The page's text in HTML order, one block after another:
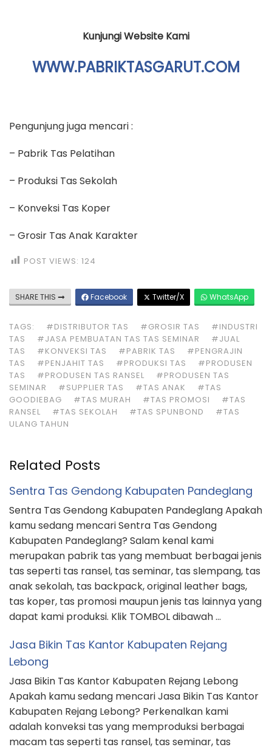
Kunjungi Website Kami
WWW.PABRIKTASGARUT.COM
Pengunjung juga mencari :
– Pabrik Tas Pelatihan
– Produksi Tas Sekolah
– Konveksi Tas Koper
– Grosir Tas Anak Karakter
POST VIEWS: 124
SHARE THIS Facebook Twitter/X WhatsApp
TAGS: #DISTRIBUTOR TAS #GROSIR TAS
#INDUSTRI
TAS
#JASA PEMBUATAN TAS TAS SEMINAR
#JUAL
TAS
#KONVEKSI TAS #PABRIK TAS
#PENGRAJIN
TAS
#PENJAHIT TAS #PRODUKSI TAS
#PRODUSEN
TAS
#PRODUSEN TAS RANSEL
#PRODUSEN TAS
SEMINAR
#SUPPLIER TAS #TAS ANAK
#TAS
GOODIEBAG
#TAS MURAH #TAS PROMOSI
#TAS
RANSEL
#TAS SEKOLAH #TAS SPUNBOND
#TAS
ULANG TAHUN
Related Posts
Sentra Tas Gendong Kabupaten Pandeglang
Sentra Tas Gendong Kabupaten Pandeglang Apakah
kamu sedang mencari Sentra Tas Gendong
Kabupaten Pandeglang? Salam kenal kami
merupakan pabrik tas yang membuat berbagai jenis
tas seperti tas ransel, tas seminar, tas slempang, tas
anak sekolah, tas backpack, original leather bags,
tas koper, tas promosi maupun jenis tas lainnya yang
dapat kami produksi. Klik TOMBOL dibawah …
Jasa Bikin Tas Kantor Kabupaten Rejang
Lebong
Jasa Bikin Tas Kantor Kabupaten Rejang Lebong
Apakah kamu sedang mencari Jasa Bikin Tas Kantor
Kabupaten Rejang Lebong? Perkenalkan kami
adalah konveksi tas yang memproduksi berbagai
macam tas seperti tas ransel, tas seminar, tas